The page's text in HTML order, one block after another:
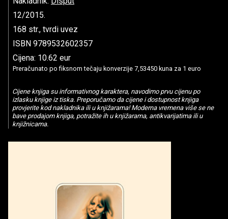
12/2015.
168 str., tvrdi uvez
ISBN 9789532602357
Cijena: 10.62 eur
Preračunato po fiksnom tečaju konverzije 7,53450 kuna za 1 euro
Cijene knjiga su informativnog karaktera, navodimo prvu cijenu po
izlasku knjige iz tiska. Preporučamo da cijene i dostupnost knjiga
provjerite kod nakladnika ili u knjižarama! Moderna vremena više se ne
bave prodajom knjiga, potražite ih u knjižarama, antikvarijatima ili u
knjižnicama.